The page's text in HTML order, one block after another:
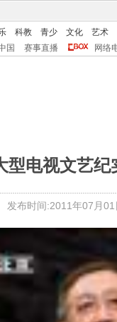
科教 青少 文化
艺术
国 赛事直播 网络
型电视文艺纪
发布时间:2011年07月